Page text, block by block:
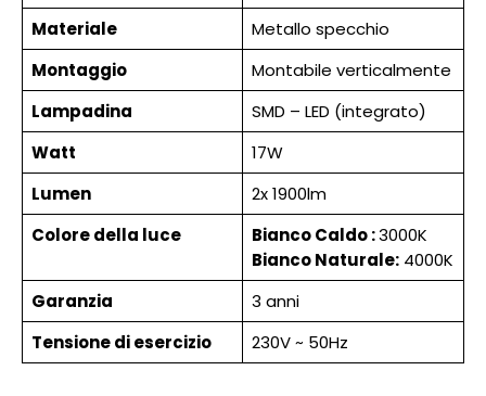
Materiale
Metallo specchio
Montaggio
Montabile verticalmente
Lampadina
SMD – LED (integrato)
Watt
17W
Lumen
2x 1900lm
Colore della luce
Bianco Caldo :3000K
Bianco Naturale:4000K
Garanzia
3 anni
Tensione di esercizio
230V ~ 50Hz